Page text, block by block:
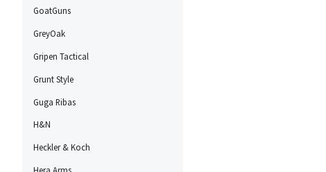
GoatGuns
GreyOak
Gripen Tactical
Grunt Style
Guga Ribas
H&N
Heckler & Koch